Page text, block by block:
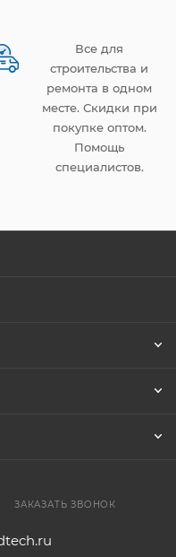
Все для
строительства и
ремонта в одном
месте. Скидки при
покупке оптом.
Помощь
специалистов.
ЗАКАЗАТЬ ЗВОНОК